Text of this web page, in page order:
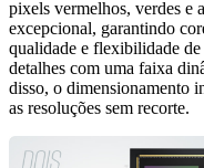
pixels vermelhos, verdes e
excepcional, garantindo
qualidade e flexibilidade
detalhes com uma faixa
disso, o dimensionamento
as resoluções sem recorte.